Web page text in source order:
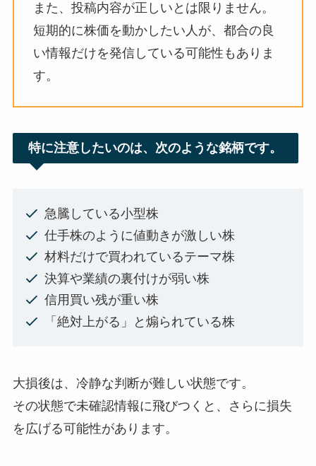
また、投稿内容が正しいとは限りません。
短期的に株価を動かしたい人が、都合の良
い情報だけを発信している可能性もありま
す。
特に注意したいのは、次のような銘柄です。
急騰している小型株
仕手株のように値動きが激しい株
材料だけで買われているテーマ株
決算や業績の裏付けが弱い株
信用買い残が重い株
「絶対上がる」と煽られている株
大損後は、冷静な判断が難しい状態です。
その状態で未確認情報に飛びつくと、さらに損失
を広げる可能性があります。